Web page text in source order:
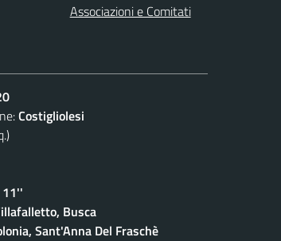
Associazioni e Comitati
Costigliolesi
Busca
Sant'Anna Del Fraschè